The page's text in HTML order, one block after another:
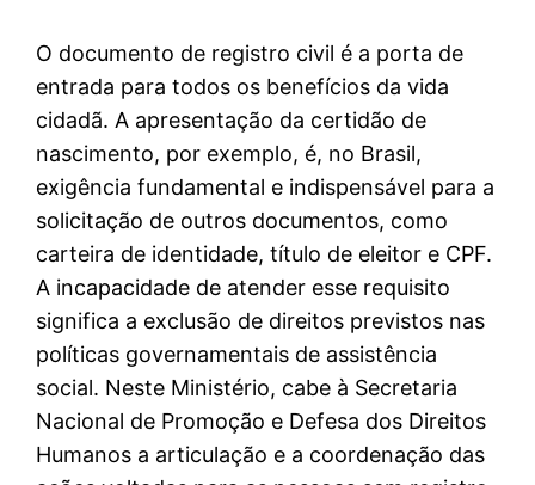
O documento de registro civil é a porta de
entrada para todos os benefícios da vida
cidadã. A apresentação da certidão de
nascimento, por exemplo, é, no Brasil,
exigência fundamental e indispensável para a
solicitação de outros documentos, como
carteira de identidade, título de eleitor e CPF.
A incapacidade de atender esse requisito
significa a exclusão de direitos previstos nas
políticas governamentais de assistência
social. Neste Ministério, cabe à Secretaria
Nacional de Promoção e Defesa dos Direitos
Humanos a articulação e a coordenação das